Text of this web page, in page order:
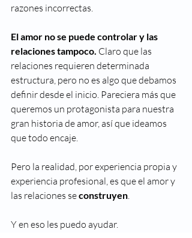
razones incorrectas.
El amor no se puede controlar y las
relaciones tampoco. Claro que las
relaciones requieren determinada
estructura, pero no es algo que debamos
definir desde el inicio. Pareciera más que
queremos un protagonista para nuestra
gran historia de amor, así que ideamos
que todo encaje.
Pero la realidad, por experiencia propia y
experiencia profesional, es que el amor y
las relaciones se construyen
Y en eso les puedo ayudar.